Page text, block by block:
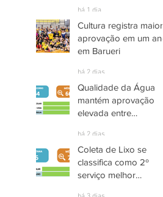
há 1 dia
Cultura registra maior
aprovação em um ano
em Barueri
há 2 dias
Qualidade da Água
mantém aprovação
elevada entre
há 2 dias
Coleta de Lixo se
classifica como 2º
serviço melhor